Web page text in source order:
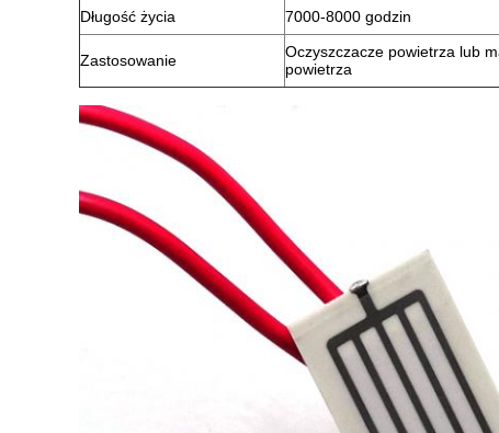
Długość życia
7000-8000 godzin
Zastosowanie
Oczyszczacze powietrza lub
powietrza